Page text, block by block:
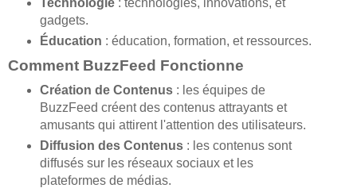
Technologie: technologies, innovations, et
gadgets.
Éducation : éducation, formation, et ressources.
Comment BuzzFeed Fonctionne
Création de Contenus: les équipes de
BuzzFeed créent des contenus attrayants et
amusants qui attirent l'attention des utilisateurs.
Diffusion des Contenus: les contenus sont
diffusés sur les réseaux sociaux et les
plateformes de médias.